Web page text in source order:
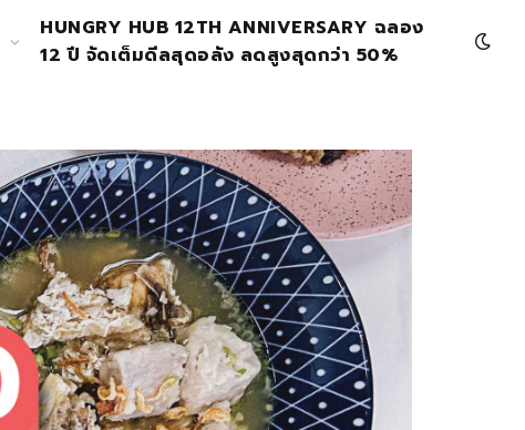
HUNGRY HUB 12TH ANNIVERSARY ฉลอง
12 ปี จัดเต็มดีลสุดอลัง ลดสูงสุดกว่า 50%